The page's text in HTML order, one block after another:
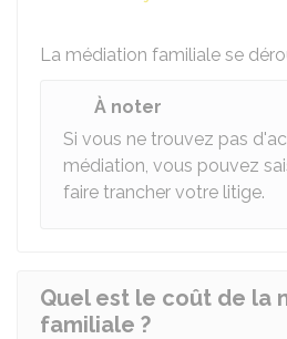
La médiation familiale se
À noter
Si vous ne trouvez pas
médiation, vous pouvez
faire trancher votre litige.
Quel est le coût de la
familiale ?